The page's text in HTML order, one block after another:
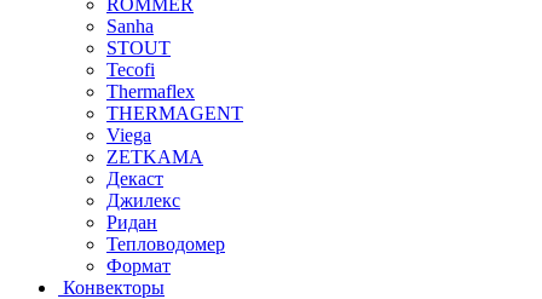
Sanha
STOUT
Tecofi
Thermaflex
THERMAGENT
Viega
ZETKAMA
Декаст
Джилекс
Ридан
Тепловодомер
Формат
Конвекторы